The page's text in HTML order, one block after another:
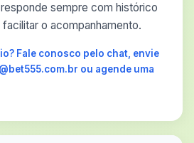
sempre com histórico
o acompanhamento.
Fale conosco pelo chat, envie
ou agende uma